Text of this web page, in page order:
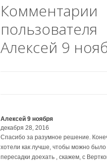
Комментарии
пользователя
Алексей 9
Алексей 9 ноября
декабря 28, 2016
Спасибо за разумное решение.
хотели как лучше, чтобы можно было
пересадки доехать , скажем, с